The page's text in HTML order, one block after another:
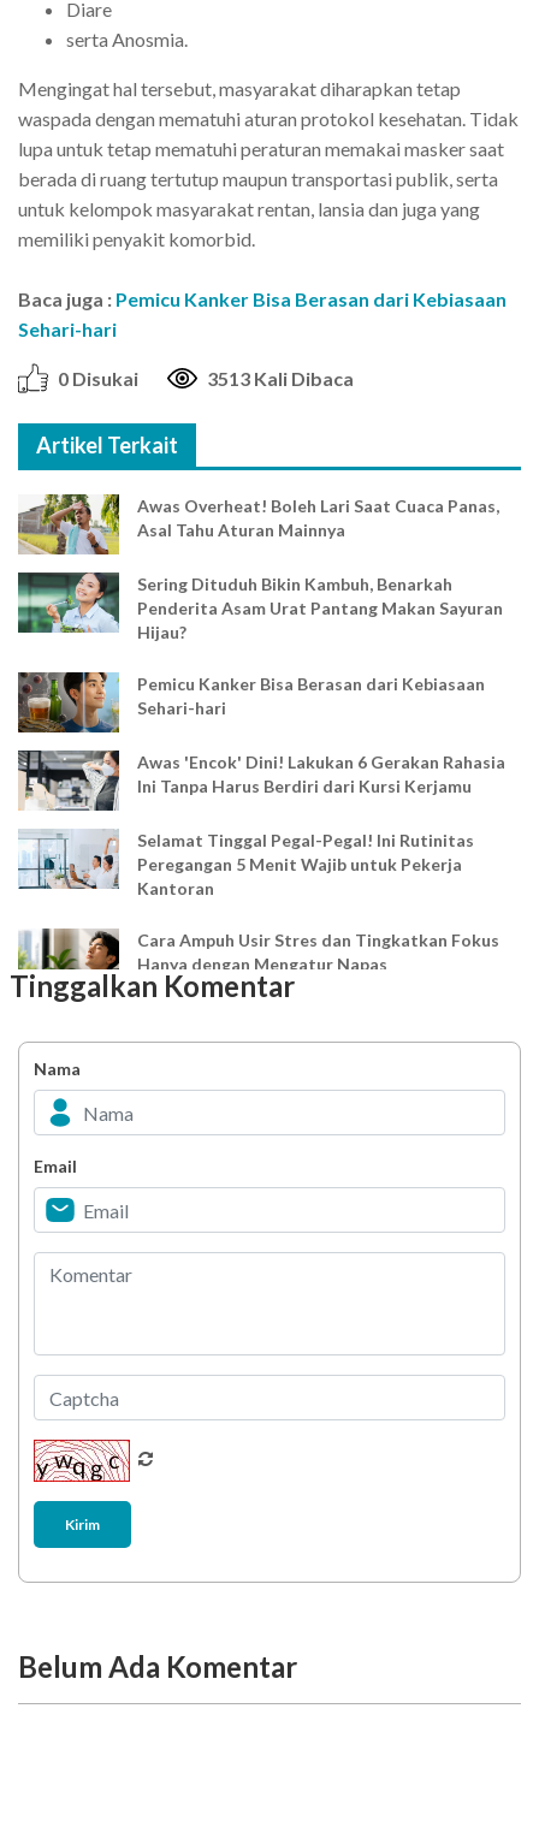
Diare
serta Anosmia.
Mengingat hal tersebut, masyarakat diharapkan tetap
waspada dengan mematuhi aturan protokol kesehatan. Tidak
lupa untuk tetap mematuhi peraturan memakai masker saat
berada di ruang tertutup maupun transportasi publik, serta
untuk kelompok masyarakat rentan, lansia dan juga yang
memiliki penyakit komorbid.
Baca juga : Pemicu Kanker Bisa Berasan dari Kebiasaan
Sehari-hari
0 Disukai 3513 Kali Dibaca
Artikel Terkait
Awas Overheat! Boleh Lari Saat Cuaca Panas,
Asal Tahu Aturan Mainnya
Sering Dituduh Bikin Kambuh, Benarkah
Penderita Asam Urat Pantang Makan Sayuran
Hijau?
Pemicu Kanker Bisa Berasan dari Kebiasaan
Sehari-hari
Awas 'Encok' Dini! Lakukan 6 Gerakan Rahasia
Ini Tanpa Harus Berdiri dari Kursi Kerjamu
Selamat Tinggal Pegal-Pegal! Ini Rutinitas
Peregangan 5 Menit Wajib untuk Pekerja
Kantoran
Cara Ampuh Usir Stres dan Tingkatkan Fokus
Hanya dengan Mengatur Napas
Bahagia dalam Tubuh
Minuman Manis, Teman atau Ancaman?
Berani Selesaikan Challenge 6.000 Langkah?
Tinggalkan Komentar
Nama
Email
Kirim
Belum Ada Komentar